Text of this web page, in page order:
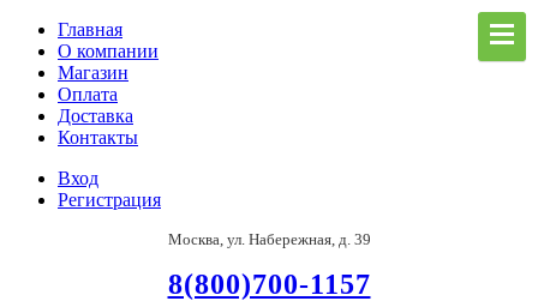
Главная
О компании
Магазин
Оплата
Доставка
Контакты
Вход
Регистрация
Москва, ул. Набережная, д. 39
8(800)700-1157